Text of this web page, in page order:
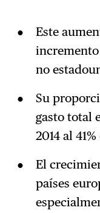
Este
no
Su
gasto total
2014 al
El
países